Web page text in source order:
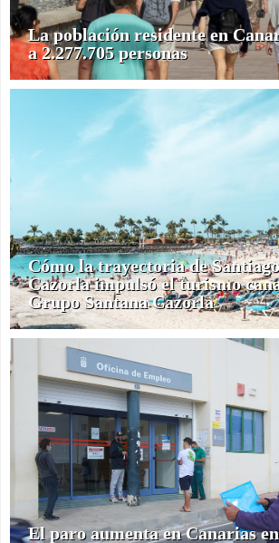
La población residente en
a 2.277.705 personas
Cómo la trayectoria de
Cazorla impulsó el turismo
Grupo Santana Cazorla
El paro aumenta en Canarias